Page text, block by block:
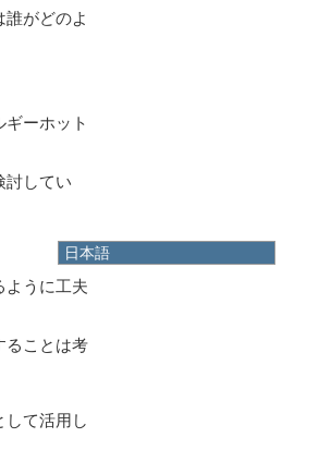
日本語
日本語
English
简体中文
誰がどのよ
ギーホット
討してい
ように工夫
ることは考
して活用し